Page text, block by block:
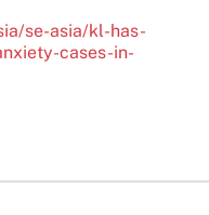
se-asia/kl-has-
cases-in-